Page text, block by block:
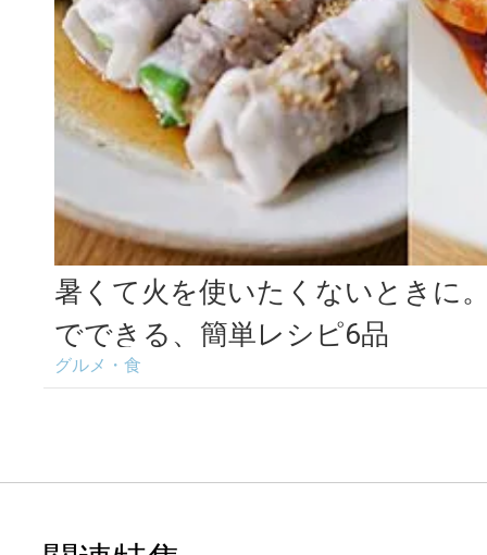
暑くて火を使いたくないときに
でできる、簡単レシピ6品
グルメ・食